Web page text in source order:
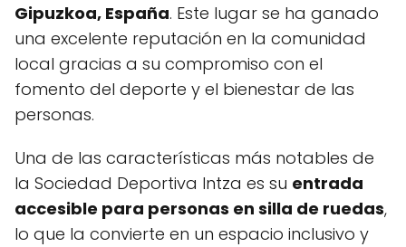
Gipuzkoa, España. Este lugar se ha ganado
una excelente reputación en la comunidad
local gracias a su compromiso con el
fomento del deporte y el bienestar de las
personas.
Una de las características más notables de
la Sociedad Deportiva Intza es su entrada
accesible para personas en silla de ruedas,
lo que la convierte en un espacio inclusivo y